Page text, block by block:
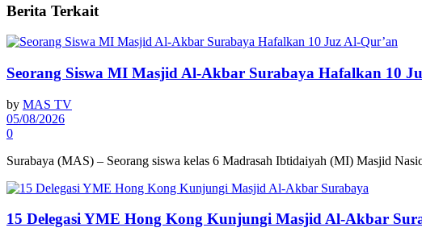
Berita Terkait
Seorang Siswa MI Masjid Al-Akbar Surabaya Hafalkan 10
by MAS TV
05/08/2026
0
Surabaya (MAS) – Seorang siswa kelas 6 Madrasah Ibtidaiyah (MI) Masjid
15 Delegasi YME Hong Kong Kunjungi Masjid Al-Akbar